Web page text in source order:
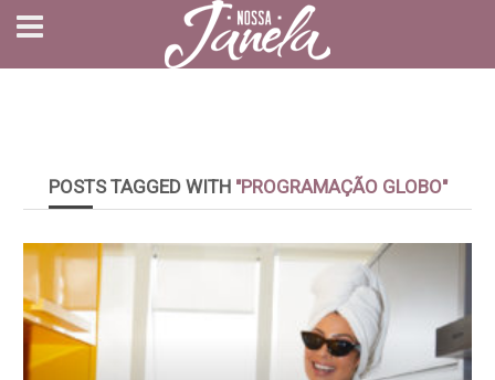
POSTS TAGGED WITH "PROGRAMAÇÃO GLOBO"